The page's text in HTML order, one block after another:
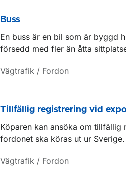
Buss
En buss är en bil som är byggd
försedd med fler än åtta
Vägtrafik / Fordon
Tillfällig registrering vid
Köparen kan ansöka om
fordonet ska köras ut ur Sverige.
Vägtrafik / Fordon